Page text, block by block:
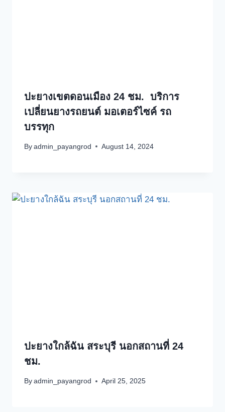
ปะยางเขตดอนเมือง 24 ชม. บริการ
เปลี่ยนยางรถยนต์ มอเตอร์ไซค์ รถ
บรรทุก
By admin_payangrod August 14, 2024
ปะยางใกล้ฉัน สระบุรี นอกสถานที่ 24
ชม.
By admin_payangrod April 25, 2025